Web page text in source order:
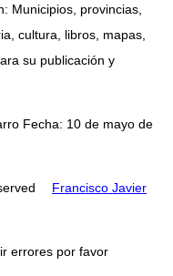
Municipios, provincias,
cultura, libros, mapas,
su publicación y
Fecha: 10 de mayo de
Francisco Javier
errores por favor